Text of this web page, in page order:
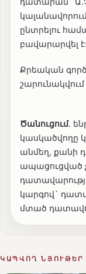
ընտրելու
բավարարվել է:
Քրեական
շարունակվում
Ծանուցում.
կասկածվողը
անմեղ, քանի
ապացուցված
կարգով`
մտած
ԿԱՊՎՈՂ ՆՅՈՒԹԵՐ